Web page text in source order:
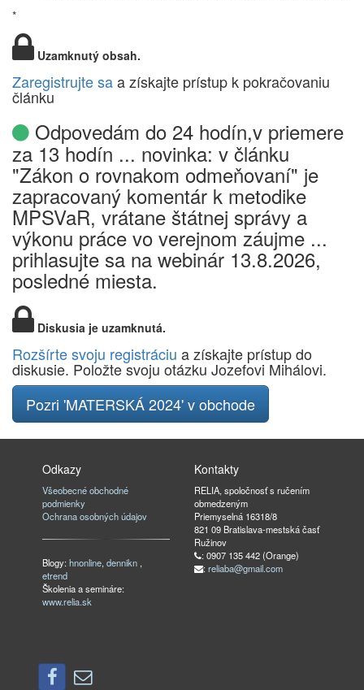
*
Uzamknutý obsah.
Zaregistrujte saa získajte prístup k pokračovaniu
článku
Odpovedám do 24 hodín,v priemere
za 13 hodín ... novinka: v článku
"Zákon o rovnakom odmeňovaní" je
zapracovaný komentár k metodike
MPSVaR, vrátane štátnej správy a
výkonu práce vo verejnom záujme ...
prihlasujte sa na webinár 13.8.2026,
posledné miesta.
Diskusia je uzamknutá.
Rozšírte svoju registráciu a získajte prístup do
diskusie. Položte svoju otázku Jozefovi Mihálovi.
Pozri 'MATERSKÁ 2024' v obchode
Odkazy
Všeobecné obchodné
podmienky
Ochrana osobných údajov
Blogy:hnonline,dennikn ,
etrend
Školenia a semináre:
www.relia.sk
Kontakty
RELIA, spoločnosť s ručením
obmedzeným
Priemyselná 16318/8
821 09 Bratislava-mestská časť
Ružinov
: 0907 135 442 (Orange)
: reliaba@gmail.com